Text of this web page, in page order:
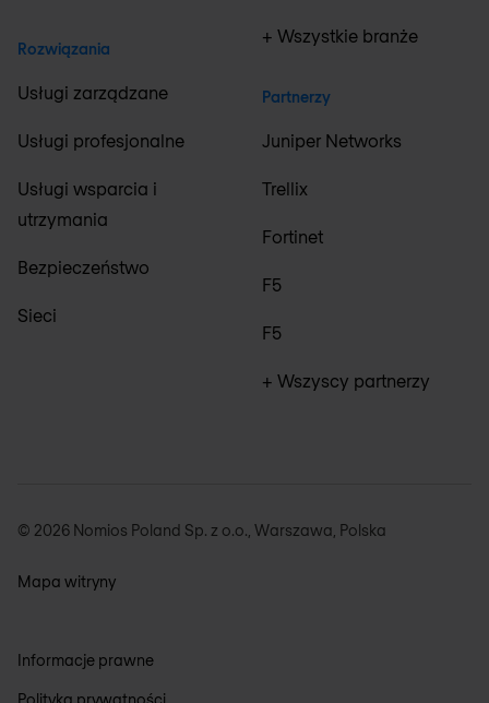
Rozwiązania
Usługi zarządzane
Usługi profesjonalne
Usługi wsparcia i
utrzymania
Bezpieczeństwo
Sieci
+ Wszystkie branże
Partnerzy
Juniper Networks
Trellix
Fortinet
F5
F5
+ Wszyscy partnerzy
© 2026 Nomios Poland Sp. z o.o., Warszawa, Polska
Mapa witryny
Informacje prawne
Polityka prywatności